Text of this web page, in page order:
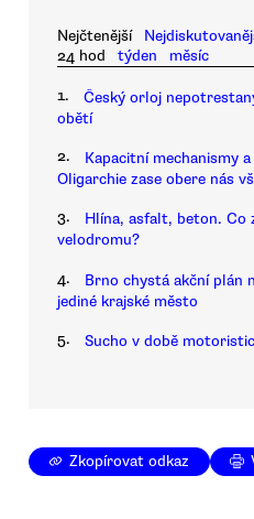
Nejčtenější
24 hod
týden měsíc
1.
Český orloj
obětí
2.
Kapacitní mechanismy
Oligarchie zase obere nás
3.
Hlína, asfalt, beton. Co
velodromu?
4.
Brno chystá akční plán
jediné krajské město
5. Sucho v době
Zkopírovat odkaz